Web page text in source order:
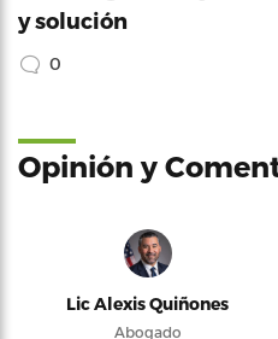
y solución
0
Opinión y
Lic Alexis Quiñones
Abogado